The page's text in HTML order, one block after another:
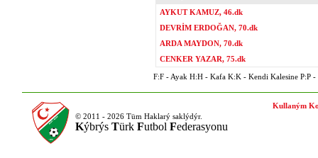
AYKUT KAMUZ, 46.dk
DEVRİM ERDOĞAN, 70.dk
ARDA MAYDON, 70.dk
CENKER YAZAR, 75.dk
F:F - Ayak H:H - Kafa K:K - Kendi Kalesine P:P -
© 2011 - 2026 Tüm Haklarý saklýdýr.
Kýbrýs Türk Futbol Federasyonu
Kullaným